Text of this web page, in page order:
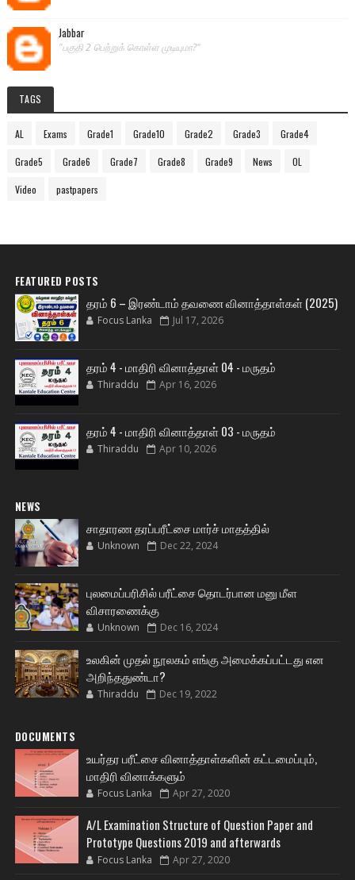
Jabbar
"பகுதி 2 பெற்றுக் கொள்ள முடியுமா?"
TAGS
AL Exams Grade1 Grade10 Grade2 Grade3 Grade4
Grade5 Grade6 Grade7 Grade8 Grade9 News OL
Video pastpapers
FEATURED POSTS
தரம் 6 – இரண்டாம் தவணை வினாத்தாள்கள் (2025)
Focus Lanka Jul 17, 2026
தரம் 4 - மாதிரி வினாத்தாள் 04 - மருதம்
Thiraddu Apr 16, 2026
தரம் 4 - மாதிரி வினாத்தாள் 03 - மருதம்
Thiraddu Apr 10, 2026
NEWS
சாதாரண தரப்பரீட்சை மார்ச் மாதத்தில்
Unknown Dec 22, 2024
புலமைப்பரிசில் பரீட்சை தொடர்பான மனு மீள
விசாரணைக்கு
Unknown Dec 16, 2024
உலகின் முதல் நூலகம் எங்கு அமைக்கப்பட்டது என
அறிந்ததுண்டா?
Thiraddu Dec 19, 2022
DOCUMENTS
உயர்தர பரீட்சை வினாத்தாள்களின் கட்டமைப்பும்,
மாதிரி வினாக்களும்
Focus Lanka Apr 27, 2020
A/L Examination Structure of Question Paper and
Prototype Questions 2019 and afterwards
Focus Lanka Apr 27, 2020